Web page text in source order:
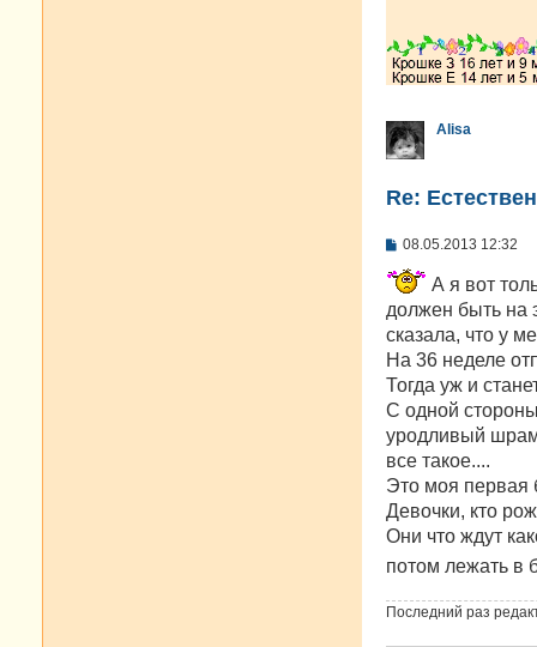
Alisa
Re:
С
о
б
щ
н
и
08.05.2013 12:32
А я вот
должен быть на
сказала, что у
На 36 неделе
Тогда уж и
С одной
уродливый шрам
все такое....
Это моя первая
Девочки, кто
Они что ждут
потом лежать в
Последний раз